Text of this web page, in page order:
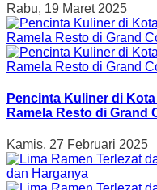
Rabu, 19 Maret 2025
Pencinta Kuliner di
Ramela Resto di Grand
Kamis, 27 Februari 2025